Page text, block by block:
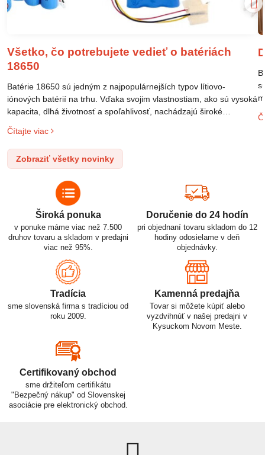
Všetko, čo potrebujete vedieť o batériách
18650
Batérie 18650 sú jedným z najpopulárnejších typov lítiovo-
iónových batérií na trhu. Vďaka svojim vlastnostiam, ako sú vysoká
kapacita, dlhá životnosť a spoľahlivosť, nachádzajú široké
po elektrické vozidlá. Pochopenie ich delenia, označovania a
správneho používania je kľúčom k ich efektívnemu a bezpečnému
využitiu.
Čítajte viac
Zobraziť všetky novinky
Široká ponuka
v ponuke máme viac než 7.500
druhov tovaru a skladom v predajni
viac než 95%.
Doručenie do 24 hodín
pri objednaní tovaru skladom do 12
hodiny odosielame v deň
objednávky.
Tradícia
sme slovenská firma s tradíciou od
roku 2009.
Kamenná predajňa
Tovar si môžete kúpiť alebo
vyzdvihnúť v našej predajni v
Kysuckom Novom Meste.
Certifikovaný obchod
sme držiteľom certifikátu
"Bezpečný nákup" od Slovenskej
asociácie pre elektronický obchod.